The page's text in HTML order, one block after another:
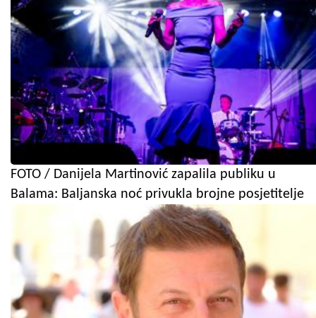
FOTO / Danijela Martinović zapalila publiku u
Balama: Baljanska noć privukla brojne posjetitelje